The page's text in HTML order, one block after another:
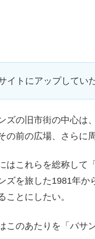
イトにアップしてい
ズの旧市街の中心は
の前の広場、さらに
はこれらを総称し
ズを旅した1981年
ことにしたい。
このあたりを「バサ